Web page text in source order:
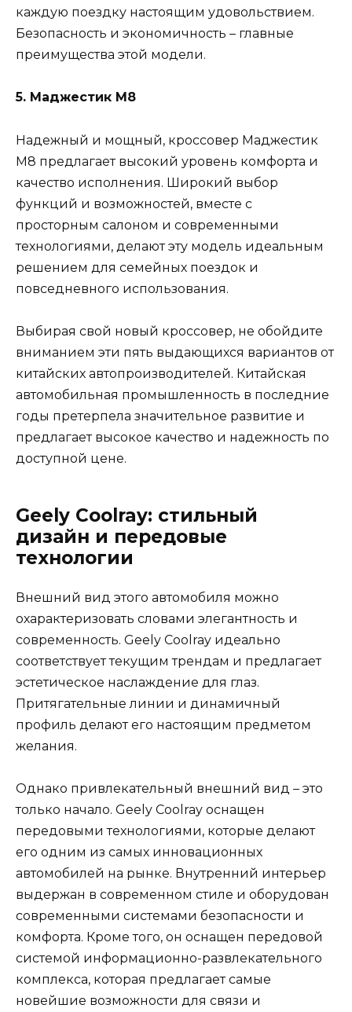
каждую поездку настоящим удовольствием.
Безопасность и экономичность – главные
преимущества этой модели.
5. Маджестик М8
Надежный и мощный, кроссовер Маджестик
М8 предлагает высокий уровень комфорта и
качество исполнения. Широкий выбор
функций и возможностей, вместе с
просторным салоном и современными
технологиями, делают эту модель идеальным
решением для семейных поездок и
повседневного использования.
Выбирая свой новый кроссовер, не обойдите
вниманием эти пять выдающихся вариантов от
китайских автопроизводителей. Китайская
автомобильная промышленность в последние
годы претерпела значительное развитие и
предлагает высокое качество и надежность по
доступной цене.
Geely Coolray: стильный
дизайн и передовые
технологии
Внешний вид этого автомобиля можно
охарактеризовать словами элегантность и
современность. Geely Coolray идеально
соответствует текущим трендам и предлагает
эстетическое наслаждение для глаз.
Притягательные линии и динамичный
профиль делают его настоящим предметом
желания.
Однако привлекательный внешний вид – это
только начало. Geely Coolray оснащен
передовыми технологиями, которые делают
его одним из самых инновационных
автомобилей на рынке. Внутренний интерьер
выдержан в современном стиле и оборудован
современными системами безопасности и
комфорта. Кроме того, он оснащен передовой
системой информационно-развлекательного
комплекса, которая предлагает самые
новейшие возможности для связи и